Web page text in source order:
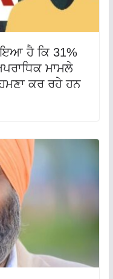
ਹੈ ਕਿ 31%
ਮਾਮਲੇ
ਕਰ ਰਹੇ ਹਨ